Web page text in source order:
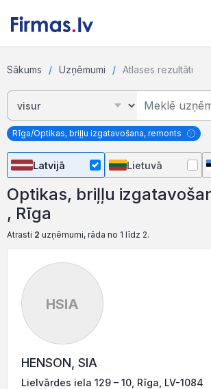
Sākums Uzņēmumi Atlases rezultāti
Rīga/Optikas, briļļu izgatavošana, remonts
Latvijā Lietuvā
Optikas, briļļu
, Rīga
Atrasti 2 uzņēmumi, rāda no 1 līdz 2.
HSIA
HENSON, SIA
Lielvārdes iela 129 – 10, Rīga, LV-1084